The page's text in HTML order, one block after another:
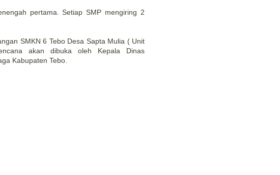
pertama. Setiap SMP mengiring 2
SMKN 6 Tebo Desa Sapta Mulia ( Unit
akan dibuka oleh Kepala Dinas
Kabupaten Tebo.